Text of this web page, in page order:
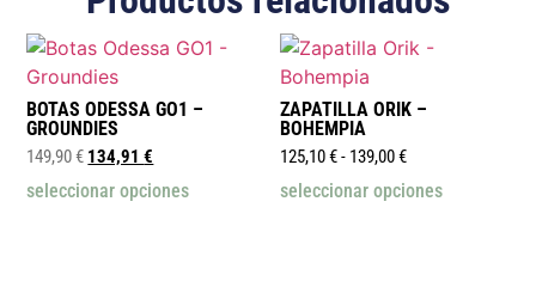
BOTAS ODESSA GO1 –
GROUNDIES
149,90€ 134,91€
seleccionar opciones
ZAPATILLA ORIK –
BOHEMPIA
125,10€- 139,00€
seleccionar opciones